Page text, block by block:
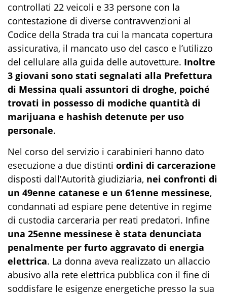
controllati 22 veicoli e 33 persone con la
contestazione di diverse contravvenzioni al
Codice della Strada tra cui la mancata copertura
assicurativa, il mancato uso del casco e l’utilizzo
del cellulare alla guida delle autovetture. Inoltre
3 giovani sono stati segnalati alla Prefettura
di Messina quali assuntori di droghe, poiché
trovati in possesso di modiche quantità di
marijuana e hashish detenute per uso
personale.
Nel corso del servizio i carabinieri hanno dato
esecuzione a due distinti ordini di carcerazione
disposti dall’Autorità giudiziaria, nei confronti di
un 49enne catanese e un 61enne messinese,
condannati ad espiare pene detentive in regime
di custodia carceraria per reati predatori. Infine
una 25enne messinese è stata denunciata
penalmente per furto aggravato di energia
elettrica. La donna aveva realizzato un allaccio
abusivo alla rete elettrica pubblica con il fine di
soddisfare le esigenze energetiche presso la sua